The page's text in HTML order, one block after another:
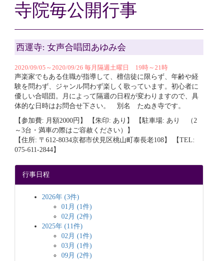
寺院毎公開行事
西運寺: 女声合唱団あゆみ会
2020/09/05～2020/09/26 毎月隔週土曜日 19時～21時
声楽家でもある住職が指導して、檀信徒に限らず、年齢や経
験を問わず、ジャンル問わず楽しく歌っています。初心者に
優しい合唱団。月によって隔週の日程が変わりますので、具
体的な日時はお問合せ下さい。 別名 たぬき寺です。
【参加費: 月額2000円】 【朱印: あり】 【駐車場: あり （2
～3台・満車の際はご容赦ください）】
【住所: 〒612-8034京都市伏見区桃山町泰長老108】 【TEL:
075-611-2844】
行事日程
2026年 (3件)
01月 (1件)
02月 (2件)
2025年 (11件)
02月 (1件)
03月 (1件)
09月 (2件)